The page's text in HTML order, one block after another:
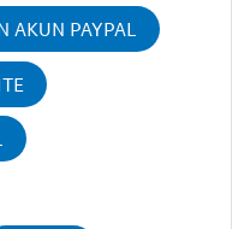
AKUN PAYPAL